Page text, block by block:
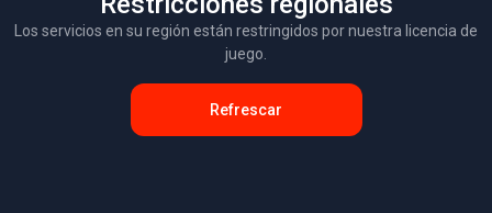
Los servicios en su región están restringidos por nuestra licencia de
juego.
Refrescar